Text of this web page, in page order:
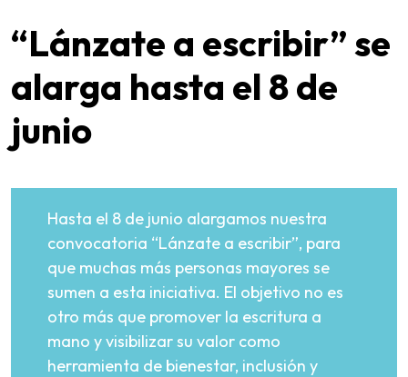
“Lánzate a escribir” se
alarga hasta el 8 de
junio
Hasta el 8 de junio alargamos nuestra
convocatoria “Lánzate a escribir”, para
que muchas más personas mayores se
sumen a esta iniciativa. El objetivo no es
otro más que promover la escritura a
mano y visibilizar su valor como
herramienta de bienestar, inclusión y